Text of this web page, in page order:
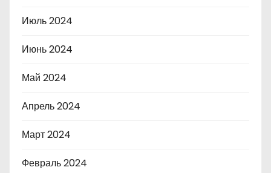
Июль 2024
Июнь 2024
Май 2024
Апрель 2024
Март 2024
Февраль 2024